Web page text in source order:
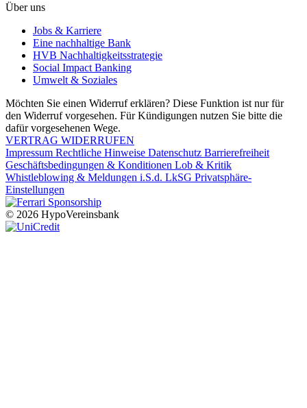
Über uns
Jobs & Karriere
Eine nachhaltige Bank
HVB Nachhaltigkeitsstrategie
Social Impact Banking
Umwelt & Soziales
Möchten Sie einen Widerruf erklären? Diese Funktion ist nur für
den Widerruf vorgesehen. Für Kündigungen nutzen Sie bitte die
dafür vorgesehenen Wege.
VERTRAG WIDERRUFEN
Impressum Rechtliche Hinweise Datenschutz Barrierefreiheit
Geschäftsbedingungen & Konditionen Lob & Kritik
Whistleblowing & Meldungen i.S.d. LkSG Privatsphäre-
Einstellungen
© 2026 HypoVereinsbank